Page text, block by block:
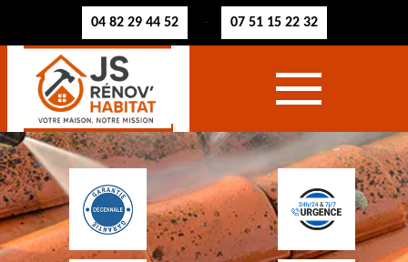
04 82 29 44 52 - 07 51 15 22 32